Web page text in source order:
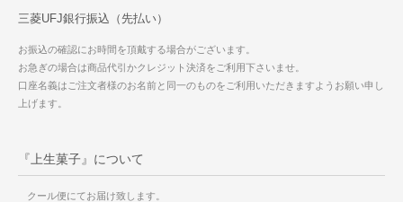
三菱UFJ銀行振込（先払い）
お振込の確認にお時間を頂戴する場合がございます。
お急ぎの場合は商品代引かクレジット決済をご利用下さいませ。
口座名義はご注文者様のお名前と同一のものをご利用いただきますようお願い申し
上げます。
『上生菓子』について
クール便にてお届け致します。